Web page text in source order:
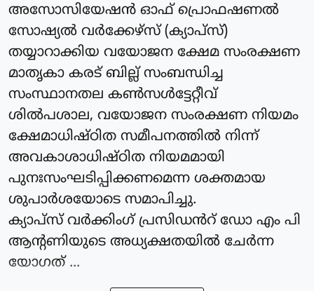
അസോസിയേഷൻ ഓഫ് പ്രൊഫഷണൽ
സോഷ്യൽ വർക്കേഴ്സ് (ക്യാപ്‌സ്)
തയ്യാറാക്കിയ വയോജന ക്ഷേമ സംരക്ഷണ
മാതൃകാ കരട് ബില്ല് സംബന്ധിച്ച
സംസ്ഥാനതല കൺസൾട്ടേറ്റീവ്
ശിൽപശാല, വയോജന സംരക്ഷണ നിയമം
ക്ഷേമാധിഷ്ഠിത സമീപനത്തിൽ നിന്ന്
അവകാശാധിഷ്ഠിത നിയമമായി
പുനഃസംഘടിപ്പിക്കണമെന്ന ശക്തമായ
ശുപാർശയോടെ സമാപിച്ചു.
ക്യാപ്‌സ് വർക്കിംഗ്‌ പ്രസിഡൻറ് ഡോ എം പി
ആന്റണിയുടെ അധ്യക്ഷതയിൽ ചേർന്ന
യോഗത് ...